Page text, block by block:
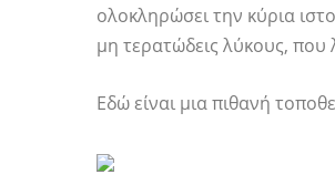
ολοκληρώσει την κύρια
μη τερατώδεις λύκους, που
Εδώ είναι μια πιθανή